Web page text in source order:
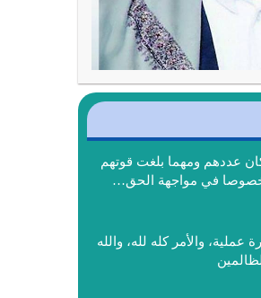
عددهم ومهما بلغت قوتهم
في مواجهة الحق…
والأمر كله لله، والله